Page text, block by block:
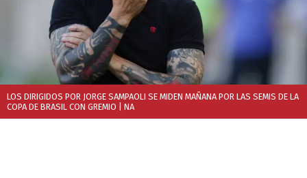
LOS DIRIGIDOS POR JORGE SAMPAOLI SE MIDEN MAÑANA POR LAS SEMIS DE LA
COPA DE BRASIL CON GREMIO | NA